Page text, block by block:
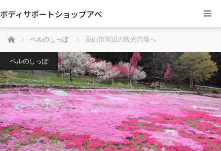
ボディサポートショップアベ
ホーム ベルのしっぽ 高山市周辺の観光穴場へ
ベルのしっぽ